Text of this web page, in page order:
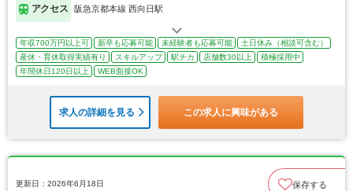
アクセス 阪急京都本線 西向日駅
年収700万円以上可 新卒も応募可能 未経験者も応募可能
土日休み（相談可含む）
産休・育休取得実績有り
スキルアップ 駅チカ 店舗数30以上
積極採用中
年間休日120日以上
WEB面接OK
求人の詳細を見る この求人に興味がある
更新日：2026年6月18日 保存する